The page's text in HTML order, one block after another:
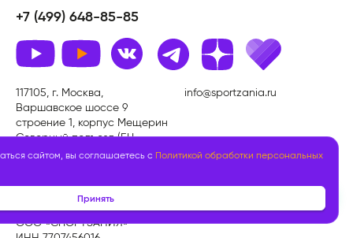
сайтом, вы соглашаетесь с Политикой обработки персональных
Принять
+7 (499) 648-85-85
117105, г. Москва,
Варшавское шоссе 9
строение 1, корпус Мещерин
Северный подъезд (БЦ
«Даниловская
info@sportzania.ru
ООО «СПОРТЗАНИЯ»